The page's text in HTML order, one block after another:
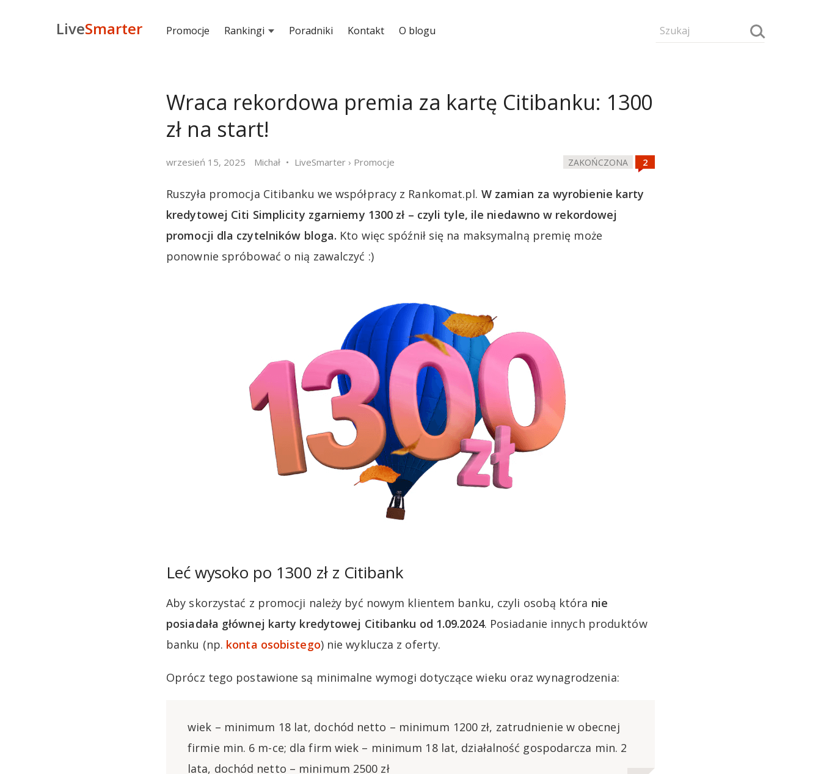
LiveSmarter Promocje Rankingi Poradniki Kontakt O blogu
Wraca rekordowa premia za kartę Citibanku: 1300
zł na start!
wrzesień 15, 2025 Michał LiveSmarter › Promocje ZAKOŃCZONA
Ruszyła promocja Citibanku we współpracy z Rankomat.pl. W zamian za wyrobienie karty
kredytowej Citi Simplicity zgarniemy 1300 zł – czyli tyle, ile niedawno w rekordowej
promocji dla czytelników bloga. Kto więc spóźnił się na maksymalną premię może
ponownie spróbować o nią zawalczyć :)
Leć wysoko po 1300 zł z Citibank
Aby skorzystać z promocji należy być nowym klientem banku, czyli osobą która nie
posiadała głównej karty kredytowej Citibanku od 1.09.2024. Posiadanie innych produktów
banku (np. konta osobistego) nie wyklucza z oferty.
Oprócz tego postawione są minimalne wymogi dotyczące wieku oraz wynagrodzenia:
wiek – minimum 18 lat, dochód netto – minimum 1200 zł, zatrudnienie w obecnej
firmie min. 6 m-ce; dla firm wiek – minimum 18 lat, działalność gospodarcza min. 2
lata, dochód netto – minimum 2500 zł